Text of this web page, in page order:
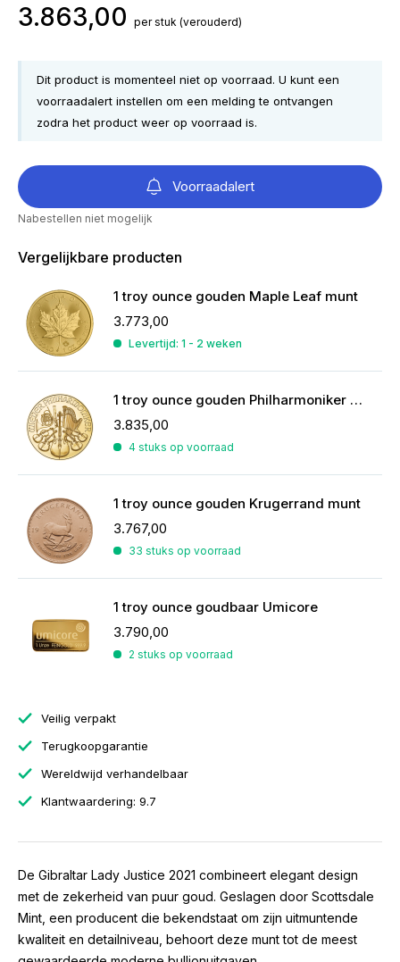
3.863,00 per stuk (verouderd)
Dit product is momenteel niet op voorraad. U kunt een
voorraadalert instellen om een melding te ontvangen
zodra het product weer op voorraad is.
Voorraadalert
Nabestellen niet mogelijk
Vergelijkbare producten
1 troy ounce gouden Maple Leaf munt
3.773,00
Levertijd: 1 - 2 weken
1 troy ounce gouden Philharmoniker munt 2026
3.835,00
4 stuks op voorraad
1 troy ounce gouden Krugerrand munt
3.767,00
33 stuks op voorraad
1 troy ounce goudbaar Umicore
3.790,00
2 stuks op voorraad
Veilig verpakt
Terugkoopgarantie
Wereldwijd verhandelbaar
Klantwaardering: 9.7
De Gibraltar Lady Justice 2021 combineert elegant design
met de zekerheid van puur goud. Geslagen door Scottsdale
Mint, een producent die bekendstaat om zijn uitmuntende
kwaliteit en detailniveau, behoort deze munt tot de meest